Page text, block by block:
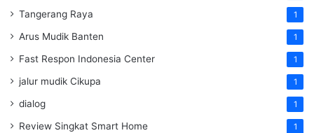
Tangerang Raya 1
Arus Mudik Banten 1
Fast Respon Indonesia Center 1
jalur mudik Cikupa 1
dialog 1
Review Singkat Smart Home 1